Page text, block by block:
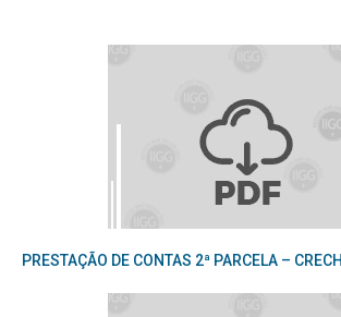
PRESTAÇÃO DE CONTAS 2ª PARCELA –